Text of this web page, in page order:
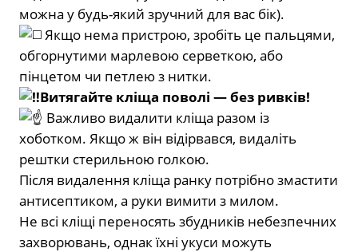
можна у будь-який зручний для вас бік).
Якщо нема пристрою, зробіть це пальцями,
обгорнутими марлевою серветкою, або
пінцетом чи петлею з нитки.
Витягайте кліща поволі — без ривків!
Важливо видалити кліща разом із
хоботком. Якщо ж він відірвався, видаліть
рештки стерильною голкою.
Після видалення кліща ранку потрібно змастити
антисептиком, а руки вимити з милом.
Не всі кліщі переносять збудників небезпечних
захворювань, однак їхні укуси можуть